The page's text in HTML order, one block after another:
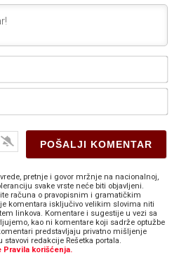
E-
pretnje i govor mržnje na nacionalnoj,
svake vrste neće biti objavljeni.
računa o pravopisnim i gramatičkim
komentara isključivo velikim slovima niti
linkova. Komentare i sugestije u vezi sa
kao ni komentare koji sadrže optužbe
predstavljaju privatno mišljenje
redakcije Rešetka portala.
korišćenja.